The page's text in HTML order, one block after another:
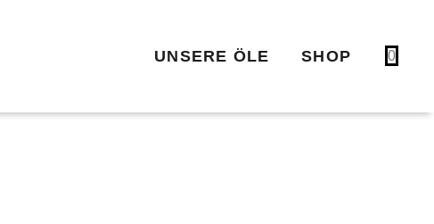
UNSERE ÖLE SHOP 0